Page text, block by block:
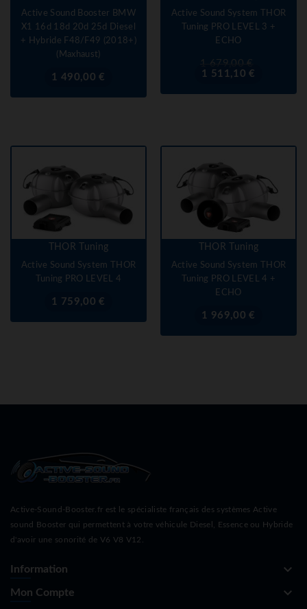
Active Sound Booster BMW
X1 16d 18d 20d 25d Diesel
+ Hybride F48/F49 (2018+)
(Maxhaust)
Prix1 490,00 €
Active Sound System THOR
Tuning PRO LEVEL 3 +
ECHO
Prix
de
1 679,00 €
1 511,10 €
THOR Tuning
Active Sound System THOR
Tuning PRO LEVEL 4
Prix1 759,00 €
THOR Tuning
Active Sound System THOR
Tuning PRO LEVEL 4 +
ECHO
Prix1 969,00 €
Active-Sound-Booster.fr est le spécialiste français des systèmes Active
sound Booster qui permettent à votre véhicule Diesel, Essence ou Hybride
d'avoir une sonorité de V6 V8 V12.
Information keyboard_arrow_down
Mon Compte
keyboard_arrow_down